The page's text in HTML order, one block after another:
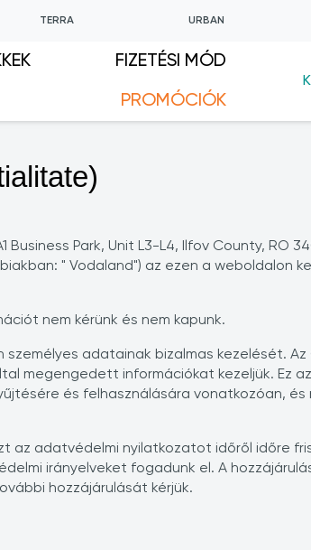
TERRA URBAN
FIZETÉSI MÓD
PROMÓCIÓK
Business Park, Unit L3-L4, Ilfov County, RO
" Vodaland") az ezen a weboldalon
nem kérünk és nem kapunk.
adatainak bizalmas kezelését.
megengedett információkat kezeljük. Ez
és felhasználására vonatkozóan,
az adatvédelmi nyilatkozatot időről időre
irányelveket fogadunk el. A
hozzájárulását kérjük.